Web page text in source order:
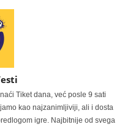
Tiket dana, već posle 9 sati
kao najzanimljiviji, ali i dosta
igre. Najbitnije od svega